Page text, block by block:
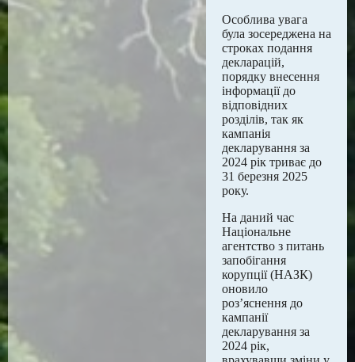
Особлива увага
була зосереджена на
строках подання
декларацій,
порядку внесення
інформації до
відповідних
розділів, так як
кампанія
декларування за
2024 рік триває до
31 березня 2025
року.
На даний час
Національне
агентство з питань
запобігання
корупції (НАЗК)
оновило
роз’яснення до
кампанії
декларування за
2024 рік,